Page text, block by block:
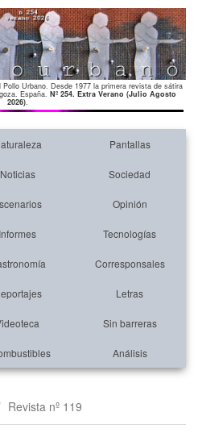
Pollo Urbano. Desde 1977 la primera revista de sátira
España. Nº 254. Extra Verano (Julio Agosto
2026).
Pantallas
Noticias Sociedad
Opinión
Informes Tecnologías
Corresponsales
Letras
Sin barreras
Análisis
Revista nº 119